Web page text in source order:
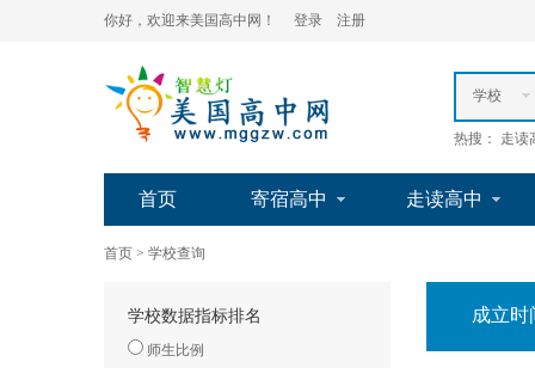
你好，欢迎来美国高中网！ 登录 注册
学校
热搜： 走读
首页 寄宿高中 走读高中
首页 > 学校查询
学校数据指标排名
师生比例
成立